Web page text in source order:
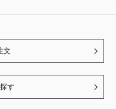
文
す